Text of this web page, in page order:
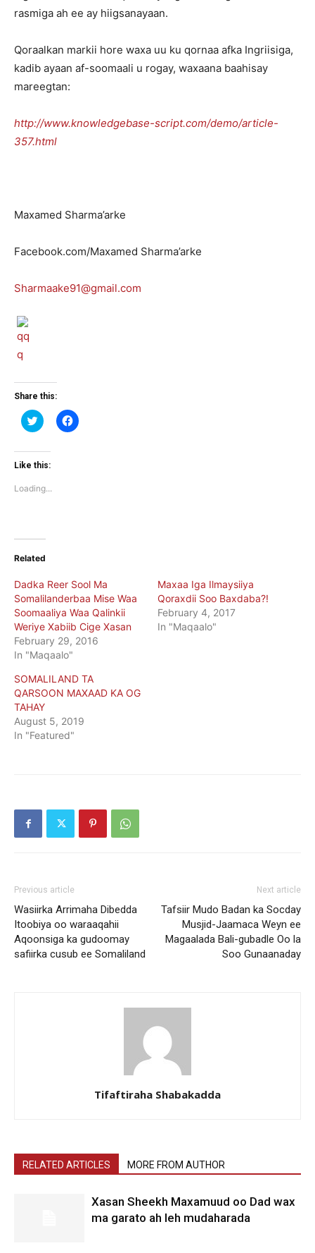
rasmiga ah ee ay hiigsanayaan.
Qoraalkan markii hore waxa uu ku qornaa afka Ingriisiga,
kadib ayaan af-soomaali u rogay, waxaana baahisay
mareegtan:
http://www.knowledgebase-script.com/demo/article-
357.html
Maxamed Sharma’arke
Facebook.com/Maxamed Sharma’arke
Sharmaake91@gmail.com
Share this:
Click
to
Twitter
(Opens
window)
Click
to
Like this:
Loading...
Related
Dadka Reer Sool Ma
Somalilanderbaa Mise Waa
Soomaaliya Waa Qalinkii
Weriye Xabiib Cige Xasan
February 29, 2016
In "Maqaalo"
Maxaa Iga Ilmaysiiya
Qoraxdii Soo Baxdaba?!
February 4, 2017
In "Maqaalo"
SOMALILAND TA
QARSOON MAXAAD KA OG
TAHAY
August 5, 2019
In "Featured"
Previous article
Wasiirka Arrimaha Dibedda
Itoobiya oo waraaqahii
Aqoonsiga ka gudoomay
safiirka cusub ee Somaliland
Next article
Tafsiir Mudo Badan ka Socday
Musjid-Jaamaca Weyn ee
Magaalada Bali-gubadle Oo la
Soo Gunaanaday
Tifaftiraha Shabakadda
RELATED ARTICLES MORE FROM AUTHOR
Xasan Sheekh Maxamuud oo Dad wax
ma garato ah leh mudaharada